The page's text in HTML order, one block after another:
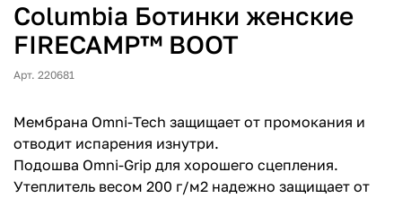
Columbia Ботинки женские
FIRECAMP™ BOOT
Арт. 220681
Мембрана Omni-Tech защищает от промокания и
отводит испарения изнутри.
Подошва Omni-Grip для хорошего сцепления.
Утеплитель весом 200 г/м2 надежно защищает от